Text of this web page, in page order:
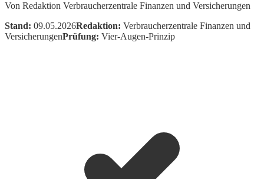
Von Redaktion Verbraucherzentrale Finanzen und Versicherungen
Stand: 09.05.2026Redaktion: Verbraucherzentrale Finanzen und
VersicherungenPrüfung: Vier-Augen-Prinzip